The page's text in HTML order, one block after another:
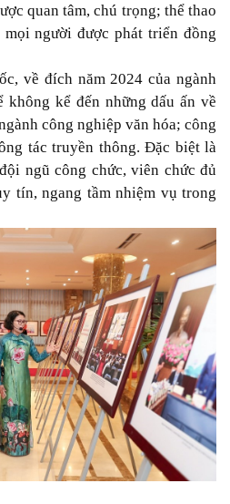
quan tâm, chú trọng; thể thao
người được phát triển đồng
về đích năm 2024 của ngành
không kể đến những dấu ấn về
công nghiệp văn hóa; công
tác truyền thông. Đặc biệt là
ngũ công chức, viên chức đủ
tín, ngang tầm nhiệm vụ trong